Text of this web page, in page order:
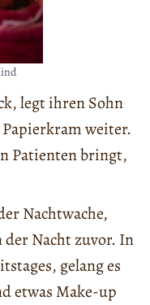
legt ihren Sohn
weiter.
Patienten bringt,
Nachtwache,
Nacht zuvor. In
gelang es
etwas Make-up